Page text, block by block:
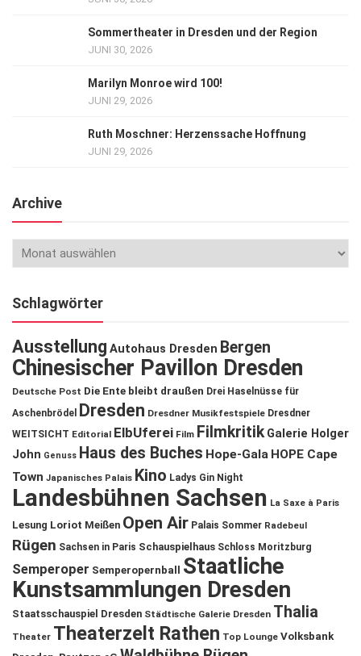
Sommertheater in Dresden und der Region
JUNI 30, 2026
Marilyn Monroe wird 100!
JUNI 29, 2026
Ruth Moschner: Herzenssache Hoffnung
JUNI 29, 2026
Archive
Schlagwörter
Ausstellung Autohaus Dresden Bergen
Chinesischer Pavillon Dresden
Deutsche Post Die Ente bleibt draußen Drei Haselnüsse für
Aschenbrödel Dresden Dresdner Musikfestspiele Dresdner
WEITSICHT Editorial ElbUferei Film Filmkritik Galerie Holger
John Genuss Haus des Buches Hope-Gala HOPE Cape
Town Japanisches Palais Kino Ladys Gin Night
Landesbühnen Sachsen La Saxe à Paris
Lesung Loriot Meißen Open Air Palais Sommer Radebeul
Rügen Sachsen in Paris Schauspielhaus Schloss Moritzburg
Semperoper Semperopernball
Staatliche
Kunstsammlungen Dresden
Staatsschauspiel Dresden Städtische Galerie Dresden Thalia
Theater Theaterzelt Rathen Top Lounge Volksbank